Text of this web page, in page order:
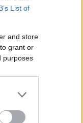
List of
and store
grant or
purposes